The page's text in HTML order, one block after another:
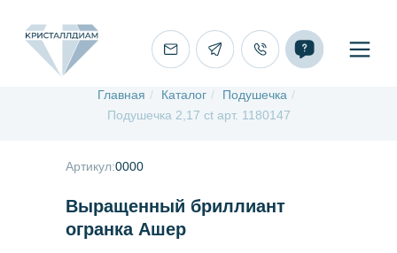
Главная / Каталог / Подушечка /
Подушечка 2,17 ct арт. 1180147
Выращенный бриллиант
огранка Ашер
Артикул:0000